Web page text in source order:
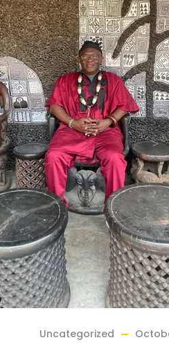
Uncategorized